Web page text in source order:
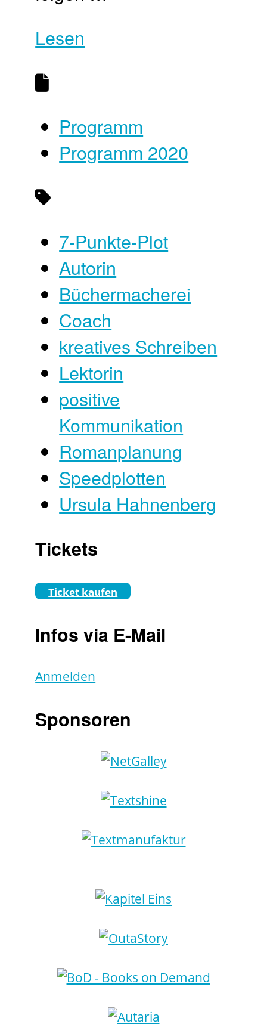
Lesen
Programm
Programm 2020
7-Punkte-Plot
Autorin
Büchermacherei
Coach
kreatives Schreiben
Lektorin
positive
Kommunikation
Romanplanung
Speedplotten
Ursula Hahnenberg
Tickets
Ticket kaufen
Infos via E-Mail
Anmelden
Sponsoren